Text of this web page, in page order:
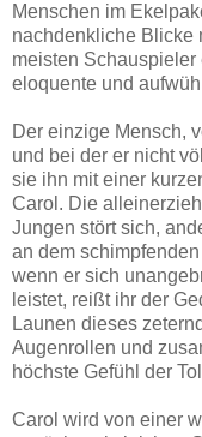
Menschen im
nachdenkliche Blicke
meisten
eloquente und
Der einzige Mensch,
und bei der er nicht
sie ihn mit einer
Carol. Die
Jungen stört sich,
an dem
wenn er sich
leistet, reißt ihr der
Launen dieses
Augenrollen und
höchste Gefühl der
Carol wird von einer